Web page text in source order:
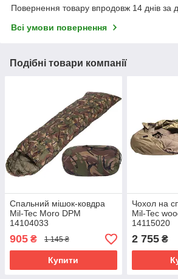
Повернення товару впродовж 14 днів за
Всі умови повернення
Подібні товари компанії
Спальний мішок-ковдра
Mil-Tec Moro DPM
14104033
905 ₴ 1 145 ₴
Купити
Чохол на
Mil-Tec
14115020
2 755₴